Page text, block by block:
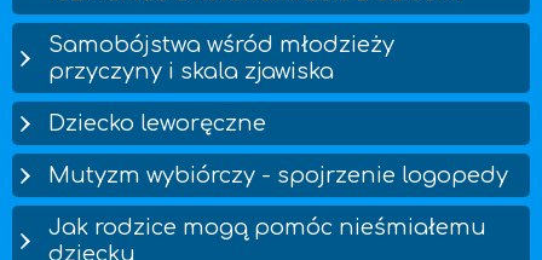
Samobójstwa wśród młodzieży
przyczyny i skala zjawiska
Dziecko leworęczne
Mutyzm wybiórczy - spojrzenie logopedy
Jak rodzice mogą pomóc nieśmiałemu
dziecku